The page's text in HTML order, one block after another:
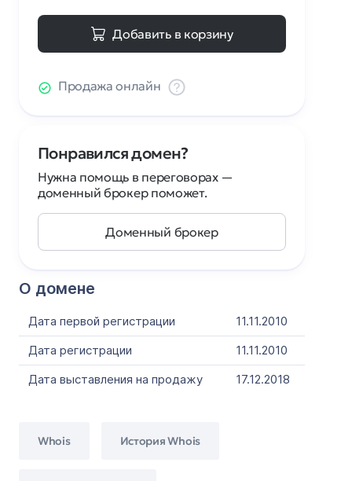
О домене
Дата первой регистрации
11.11.2010
Дата регистрации
11.11.2010
Дата выставления на продажу
17.12.2018
Whois История Whois
Добавить в корзину
Продажа онлайн
Понравился домен?
Нужна помощь в переговорах —
доменный брокер поможет.
Доменный брокер